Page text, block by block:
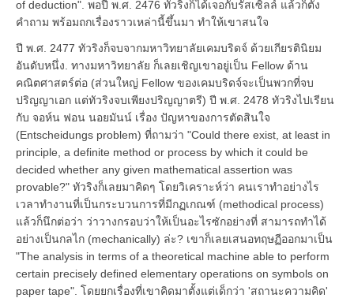
of deduction". พอปี พ.ศ. 2476 ทัวริงก็ได้เจอกับรัสเซิลล์ แล้วก็ตั้ง
คำถาม พร้อมถกเรื่องราวเหล่านี้ขึ้นมา ทำให้เขาสนใจ
ปี พ.ศ. 2477 ทัวริงก็จบจากมหาวิทยาลัยเคมบริดจ์ ด้วยเกียรตินิยม
อันดับหนึ่ง. ทางมหาวิทยาลัย ก็เลยเชิญเขาอยู่เป็น Fellow ด้าน
คณิตศาสตร์ต่อ (ส่วนใหญ่ Fellow ของเคมบริดจ์จะเป็นพวกที่จบ
ปริญญาเอก แต่ทัวริงจบเพียงปริญญาตรี) ปี พ.ศ. 2478 ทัวริงไปเรียน
กับ จอห์น ฟอน นอยมันน์ เรื่อง ปัญหาของการตัดสินใจ
(Entscheidungs problem) ที่ถามว่า "Could there exist, at least in
principle, a definite method or process by which it could be
decided whether any given mathematical assertion was
provable?" ทัวริงก็เลยมาคิดๆ โดยวิเคราะห์ว่า คนเราทำอย่างไร
เวลาทำงานที่เป็นกระบวนการที่มีกฏเกณฑ์ (methodical process)
แล้วก็นึกต่อว่า ว่าวางกรอบว่าให้เป็นอะไรซักอย่างที่ สามารถทำได้
อย่างเป็นกลไก (mechanically) ล่ะ? เขาก็เลยเสนอทฤษฏีออกมาเป็น
"The analysis in terms of a theoretical machine able to perform
certain precisely defined elementary operations on symbols on
paper tape". โดยยกเรื่องที่เขาคิดมาตั้งแต่เด็กว่า 'สถานะความคิด'